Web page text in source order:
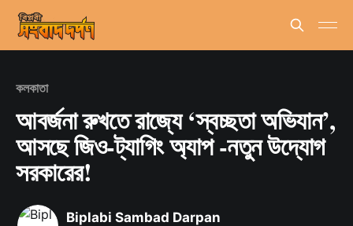
কলকাতা
আবর্জনা রুখতে রাজ্যে ‘স্বচ্ছতা অভিযান’,
আসছে জিও-ট্যাগিং অ্যাপ -নতুন উদ্যোগ
সরকারের!
Biplabi Sambad Darpan